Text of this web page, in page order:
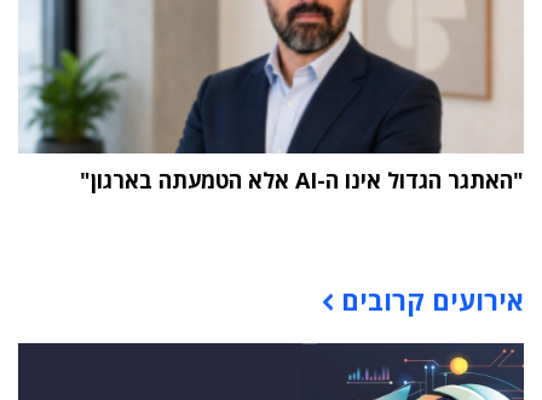
"האתגר הגדול אינו ה-AI אלא הטמעתה בארגון"
אירועים קרובים